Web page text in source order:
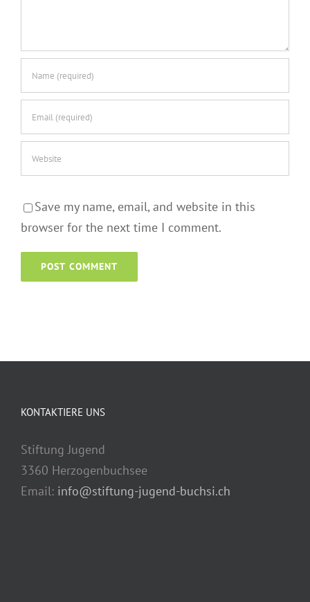
Save my name, email, and website in this
browser for the next time I comment.
KONTAKTIERE UNS
Stiftung Jugend
3360 Herzogenbuchsee
Email: info@stiftung-jugend-buchsi.ch